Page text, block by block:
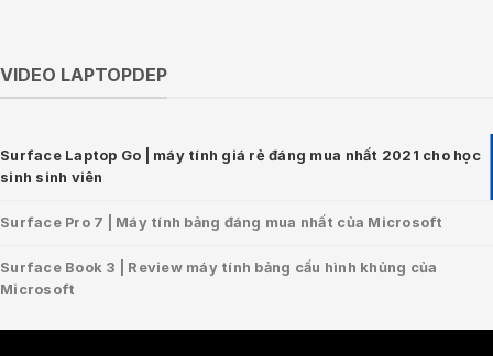
VIDEO LAPTOPDEP
Surface Laptop Go | máy tính giá rẻ đáng mua nhất 2021 cho học
sinh sinh viên
Surface Pro 7 | Máy tính bảng đáng mua nhất của Microsoft
Surface Book 3 | Review máy tính bảng cấu hình khủng của
Microsoft